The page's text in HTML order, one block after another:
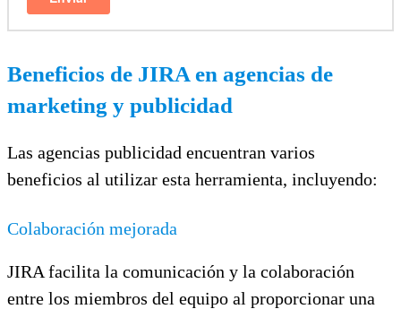
Beneficios de JIRA en agencias de
marketing y publicidad
Las agencias publicidad encuentran varios
beneficios al utilizar esta herramienta, incluyendo:
Colaboración mejorada
JIRA facilita la comunicación y la colaboración
entre los miembros del equipo al proporcionar una